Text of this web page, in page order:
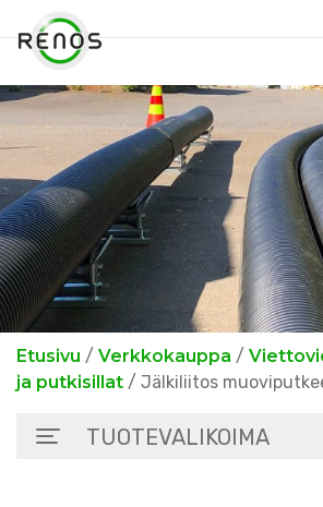
Etusivu / Verkkokauppa /
ja putkisillat / Jälkiliitos
TUOTEVALIKOIMA